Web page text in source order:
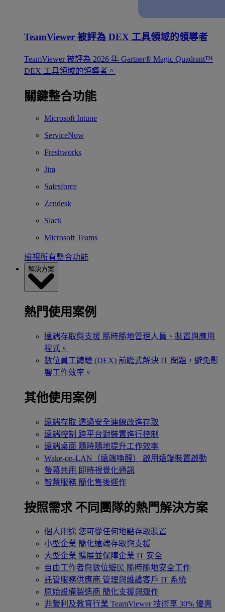
TeamViewer 被評為 DEX 工具領域的領導者
TeamViewer 被評為 2026 年 Gartner® Magic Quadrant™
DEX 工具領域的領導者。
關鍵整合功能
Microsoft Intune
ServiceNow
Freshworks
Jira
Salesforce
Zendesk
Slack
Microsoft Teams
檢視所有整合功能
解決方案
熱門使用案例
遠端存取與支援 隨時隨地管理人員、裝置與應用
程式。
數位員工體驗 (DEX) 前瞻式解決 IT 問題，避免影
響工作效率。
其他使用案例
遠端存取 透過安全連線改進存取
遠端控制 跨平台對裝置進行控制
遠端桌面 隨時隨地提升工作效率
Wake-on-LAN（遠端喚醒）
啟用遠端裝置啟動
螢幕共用 即時視覺化通訊
智慧服務 簡化售後運作
按照需求 不同團隊的熱門解決方案
個人用途 您可從任何地點存取裝置
小型企業 簡化遠端存取與支援
大型企業 擴展並保障企業 IT 安全
自由工作者與數位遊民 隨時隨地安全工作
託管服務供應商 管理與維護客戶 IT 系統
原始設備製造商 簡化支援與運作
非營利及教育行業 TeamViewer 技術享 30% 優惠